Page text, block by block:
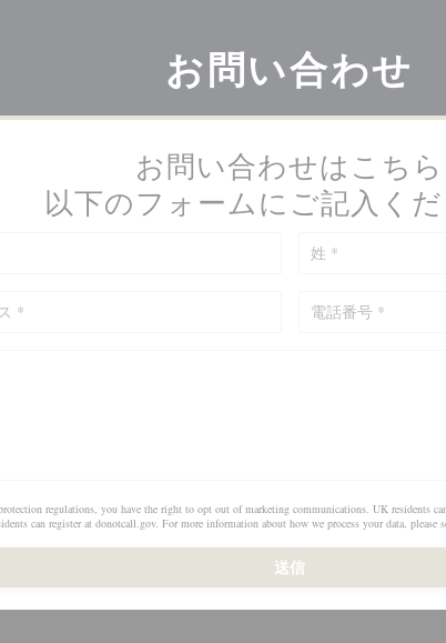
お問い合わせ
お問い合わせはこちら
以下のフォームにご記入くだ
regulations, you have the right to opt out of marketing communications. UK residents
can register at donotcall.gov. For more information about how we process your data, please